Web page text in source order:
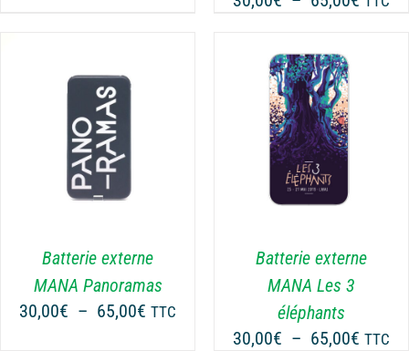
DU
PRODUIT
Batterie externe
MANA Panoramas
30,00€ – 65,00€ Plage
TTC
CHOIX DES OPTIONS
CE
PRODUIT
A
PLUSIEURS
LES
OPTIONS
PEUVENT
ÊTRE
/ DÉTAILS
Batterie externe
MANA Les 3
éléphants
30,00€ – 65,00€ Plage
TTC